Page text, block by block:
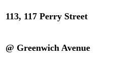
113, 117 Perry Street
@ Greenwich Avenue